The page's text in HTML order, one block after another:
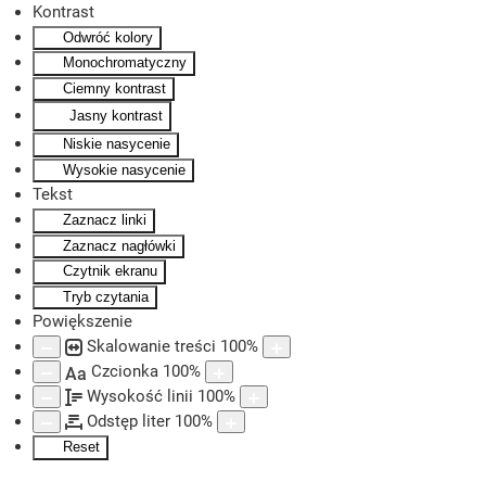
Kontrast
Odwróć kolory
Monochromatyczny
Ciemny kontrast
Jasny kontrast
Niskie nasycenie
Wysokie nasycenie
Tekst
Zaznacz linki
Zaznacz nagłówki
Czytnik ekranu
Tryb czytania
Powiększenie
Skalowanie treści 100%
Aa Czcionka 100%
Wysokość linii 100%
Odstęp liter 100%
Reset
Skip to main content